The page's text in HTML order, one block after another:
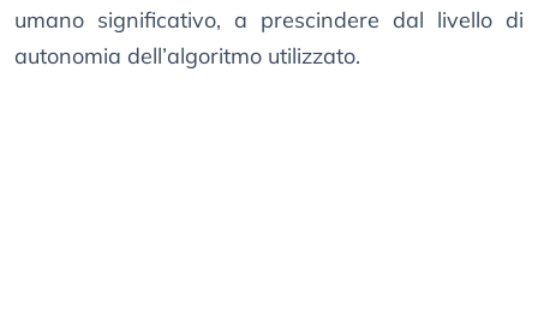
umano significativo, a prescindere dal livello di
autonomia dell’algoritmo utilizzato.